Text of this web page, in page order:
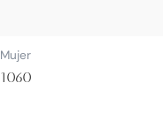
Mujer
1060